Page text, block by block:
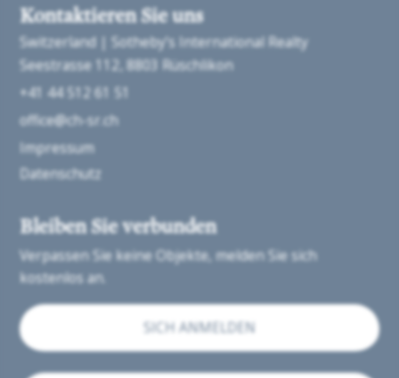
Kontaktieren Sie uns
Switzerland | Sotheby’s International Realty
Seestrasse 112 8803 Rüschlikon
+41 44 512 61 51
office@ch-sr.ch
Impressum
Datenschutz
Bleiben Sie verbunden
Verpassen Sie keine Objekte, melden Sie sich
kostenlos an.
SICH ANMELDEN